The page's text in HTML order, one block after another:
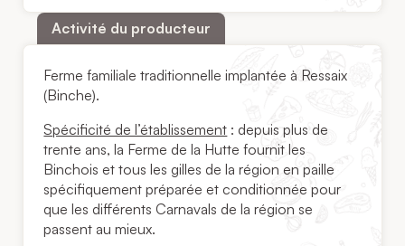
Activité du producteur
Ferme familiale traditionnelle implantée à Ressaix
(Binche).
Spécificité de l’établissement : depuis plus de
trente ans, la Ferme de la Hutte fournit les
Binchois et tous les gilles de la région en paille
spécifiquement préparée et conditionnée pour
que les différents Carnavals de la région se
passent au mieux.